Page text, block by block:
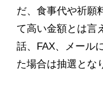
だ、食事代や祈願
て高い金額とは言
話、FAX、メール
た場合は抽選とな